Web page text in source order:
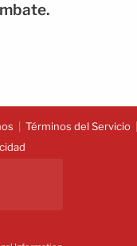
Términos del Servicio